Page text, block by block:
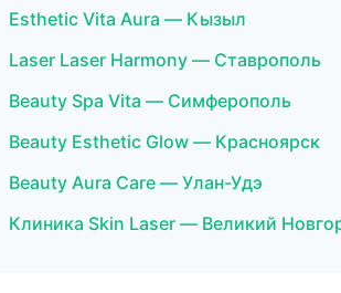
Esthetic Vita Aura — Кызыл
Laser Laser Harmony — Ставрополь
Beauty Spa Vita — Симферополь
Beauty Esthetic Glow — Красноярск
Beauty Aura Care — Улан-Удэ
Клиника Skin Laser — Великий